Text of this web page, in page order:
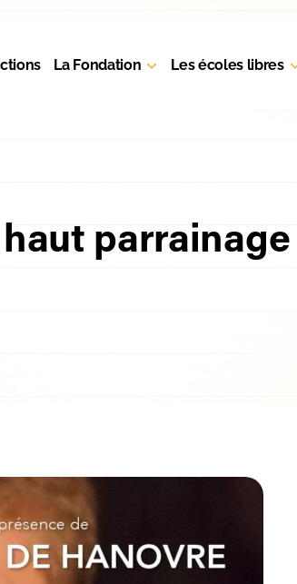
La Fondation Les écoles libres